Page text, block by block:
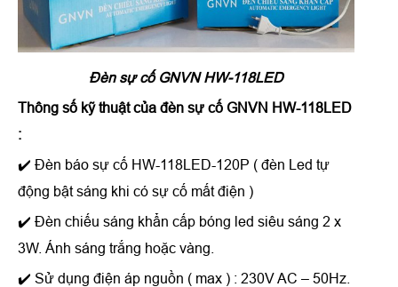
Đèn sự cố GNVN HW-118LED
Thông số kỹ thuật của đèn sự cố GNVN HW-118LED
:
✔️ Đèn báo sự cố HW-118LED-120P ( đèn Led tự
động bật sáng khi có sự cố mất điện )
✔️ Đèn chiếu sáng khẩn cấp bóng led siêu sáng 2 x
3W. Ánh sáng trắng hoặc vàng.
✔️ Sử dụng điện áp nguồn ( max ) : 230V AC – 50Hz.